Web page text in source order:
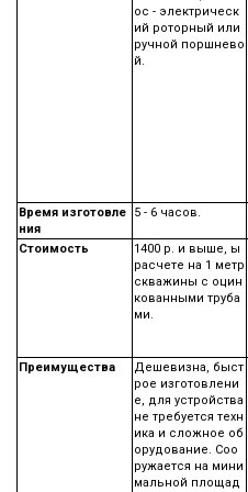
ос - электрическ
ий роторный или
ручной поршнево
й.
Время изготовле
ния
5 - 6 часов.
Стоимость
1400 р. и выше, ы
расчете на 1 метр
скважины с оцин
кованными труба
ми.
Преимущества
Дешевизна, быст
рое изготовлени
е, для устройства
не требуется техн
ика и сложное об
орудование. Соо
ружается на мини
мальной площад